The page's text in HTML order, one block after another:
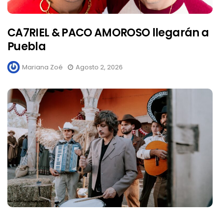
CA7RIEL & PACO AMOROSO llegarán a
Puebla
Mariana Zoé Agosto 2, 2026